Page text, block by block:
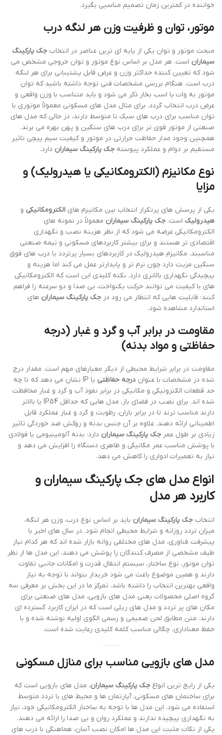
خواننده در کمترین زمان تصمیم مناسبی بگیرد.
موتور، توان و ظرفیت وزن هر لنگه درب
مبحث موتور و توان یکی از پایه ای ترین عناصر در انتخاب جک پارکینگ
سیماران است. هر مدل بر اساس نوع موتور و توان خروجی مشخص می
شود که تعیین کننده حداکثر وزن و عرض قابل پشتیبانی برای هر لنگه
درب است. هنگام بررسی مشخصات فنی توجه داشته باشید که توان
موتور به وات یا اسب بخار ذکر می شود و باید متناسب با وزن واقعی و
عرض درب انتخاب گردد. برای مثال مدل های مسکونی معمولاً موتوری با
توان مناسب برای درب های سبک تا متوسط دارند، در حالی که مدل های
صنعتی از موتور قوی تر برای درب های سنگین و پهن بهره می برند.
همچنین وجود مدار حفاظت حرارتی در موتور و کیفیت سیم پیچی تاثیر
مستقیم بر دوام و عملکرد پیوسته جک پارکینگ سیماران دارد.
نوع مکانیزم (الکترومکانیکی یا هیدرولیک) و
مزایا
یکی از پرسش های پرتکرار انتخاب بین مکانیزم های الکترومکانیکی و
هیدرولیک است. جک پارکینگ سیماران معمولاً در نمونه های
الکترومکانیکی عرضه می شود که از نظر هزینه نصب و نگهداری
اقتصادی تر هستند و برای بیشتر کاربردهای مسکونی و نیمه صنعتی
مناسبند. مکانیزم هیدرولیک در کاربردهای بسیار پرتردد یا درب های فوق
سنگین مزیت دارد چون نرم تر و پایدارتر عمل می کند اما هزینه و
پیچیدگی نگهداری بالاتری دارد. نکته کلیدی این است که الکترومکانیکی
های با کیفیت می توانند حرکت یکنواخت، بی صدا و دو سرعته را فراهم
کنند؛ قابلیت هایی که انتظار می رود در جک پارکینگ سیماران های
استاندارد مشاهده شود.
مقاومت در برابر آب و گرد و غبار (درجه
حفاظتی و مواد بدنه)
مقاومت در برابر شرایط محیطی از دیگر معیارهای مهم است. مقدار درج
شده در مشخصات با عنوان درجه حفاظتی
یا IP نشان می دهد که تا چه
حد قطعات الکترونیکی و مکانیکی در برابر نفوذ آب و گرد و غبار محافظت
شده اند. برای نصب در فضای باز، مدل هایی که حداقل IP54 یا بالاتر
دارند مناسب ترند تا در برابر باران، رطوبت و گرد و غبار عملکرد قابل
اطمینانی ارائه دهند. علاوه بر آن جنس بدنه و روکش ضد خوردگی تاثیر
زیادی بر طول عمر جک پارکینگ سیماران دارد؛ بدنه آلومینیومی یا فولادی
با پوشش مناسب عمر مکانیکی و ظاهری دستگاه را افزایش می دهد و
نیاز به تعمیرات ادواری را کاهش می دهد.
انواع مدل های جک پارکینگ سیماران و
کاربرد هر مدل
انتخاب جک پارکینگ سیماران باید بر اساس نوع درب، وزن هر لنگه،
میزان تردد روزانه و شرایط محیطی انجام شود. در سال های اخیر با
پیشرفت فناوری، مدل های مختلفی روانه بازار شده اند که هر کدام نیاز
طیف مشخصی از مصرف کنندگان را پوشش می دهند. این مدل ها از نظر
توان موتور، نوع ساختار، سیستم انتقال قدرت و امکانات جانبی تفاوت
دارند و همین موضوع باعث می شود خریدار بتواند با توجه به نیاز
واقعی بهترین انتخاب را داشته باشد. تمرکز ما در این بخش بر معرفی سه
گروه اصلی محصولات یعنی مدل های بازویی، مدل های صنعتی برای
مکان های پر تردد و مدل های ریلی است که در ایران کاربرد گسترده ای
دارند. متن مطابق لحن صمیمی و رسمی الگوی اولیه نوشته شده و با
حفظ معناداری، چگالی مناسب کلمه کلیدی رعایت شده است.
مدل های بازویی مناسب برای منازل مسکونی
یکی از رایج ترین انواع جک پارکینگ سیماران، مدل های بازویی است که
برای ساختمان های مسکونی، آپارتمان ها و محیط های با تردد متوسط
استفاده می شود. این مدل ها با توجه به ساختار الکترومکانیکی خود، نیاز
به نگهداری پیچیده ندارند و عملکرد روان و بی صدا را ارائه می دهند.
یکی از نکات مثبت این مدل ها امکان نصب آسان، هماهنگی با درب های